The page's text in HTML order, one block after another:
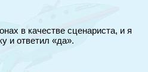
в качестве сценариста, и я
и ответил «да».